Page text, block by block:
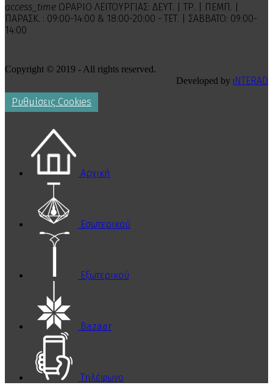
access_time ΩΡΑΡΙΟ ΛΕΙΤΟΥΡΓΙΑΣ: ΔΕΥΤ. | ΤΡ. | ΠΕΜΠ. |
ΠΑΡΑΣΚ. : 09:00-14:00 & 18:00-20:00 - ΤΕΤ. | ΣΑΒΒΑΤΟ: 09:00-
14:00
Copyright © 2019 - All rights reserved.
Developed by iNTERAD
Ρυθμίσεις Cookies
Αρχική
Εσωτερικού
Εξωτερικού
Bazaar
Τηλέφωνο